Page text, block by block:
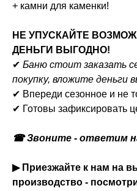
+ камни для каменки!
НЕ УПУСКАЙТЕ
ДЕНЬГИ ВЫГОДНО!
✔ Баню стоит заказать
покупку, вложите деньги
✔ Впереди сезонное и не
✔ Готовы зафиксировать
☎ Звоните - ответим
▶ Приезжайте к нам на
производство -